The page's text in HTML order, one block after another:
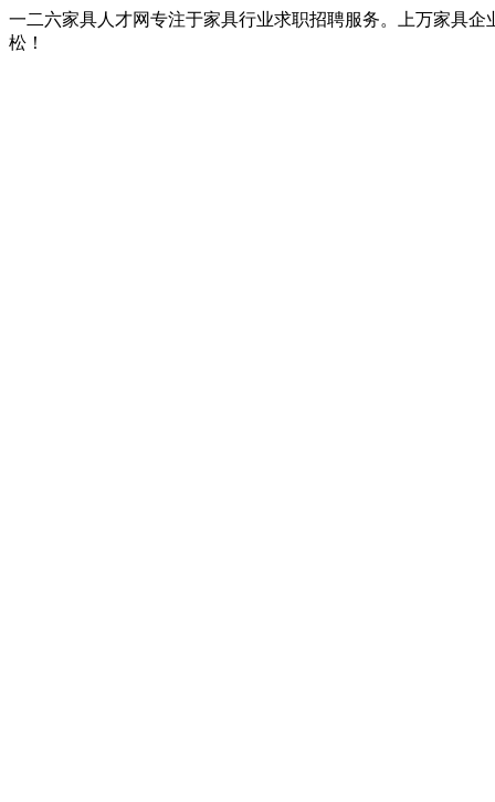
一二六家具人才网专注于家具行业求职招聘服务。上万家具
松！